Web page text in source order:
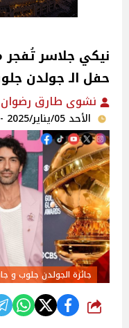
نيكي جلاسر
حفل الـ جولدن جلوب
نشوى طارق رضوان
الأحد 05/يناير/2025 - 09:16 م
جائزة الجولدن جلوب و
شارك